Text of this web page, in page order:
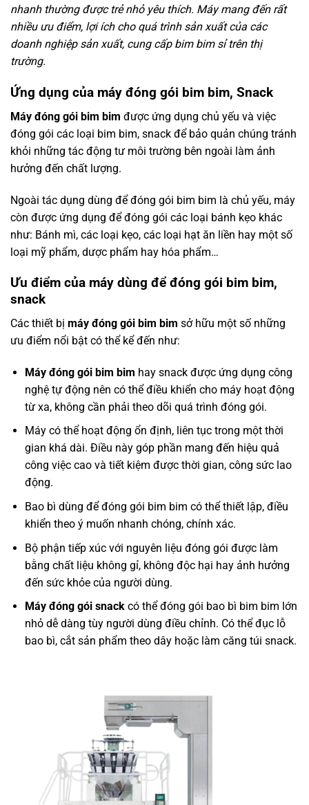
nhanh thường được trẻ nhỏ yêu thích. Máy mang đến rất
nhiều ưu điểm, lợi ích cho quá trình sản xuất của các
doanh nghiệp sản xuất, cung cấp bim bim sỉ trên thị
trường.
Ứng dụng của máy đóng gói bim bim, Snack
Máy đóng gói bim bim được ứng dụng chủ yếu và việc
đóng gói các loại bim bim, snack để bảo quản chúng tránh
khỏi những tác động tư môi trường bên ngoài làm ảnh
hưởng đến chất lượng.
Ngoài tác dụng dùng để đóng gói bim bim là chủ yếu, máy
còn được ứng dụng để đóng gói các loại bánh kẹo khác
như: Bánh mì, các loại kẹo, các loại hạt ăn liền hay một số
loại mỹ phẩm, dược phẩm hay hóa phẩm…
Ưu điểm của máy dùng để đóng gói bim bim,
snack
Các thiết bị máy đóng gói bim bim sở hữu một số những
ưu điểm nổi bật có thể kể đến như:
Máy đóng gói bim bim hay snack được ứng dụng công
nghệ tự động nên có thể điều khiển cho máy hoạt động
từ xa, không cần phải theo dõi quá trình đóng gói.
Máy có thể hoạt động ổn định, liên tục trong một thời
gian khá dài. Điều này góp phần mang đến hiệu quả
công việc cao và tiết kiệm được thời gian, công sức lao
động.
Bao bì dùng để đóng gói bim bim có thể thiết lập, điều
khiển theo ý muốn nhanh chóng, chính xác.
Bộ phận tiếp xúc với nguyên liệu đóng gói được làm
bằng chất liệu không gỉ, không độc hại hay ảnh hưởng
đến sức khỏe của người dùng.
Máy đóng gói snackcó thể đóng gói bao bì bim bim lớn
nhỏ dễ dàng tùy người dùng điều chỉnh. Có thể đục lỗ
bao bì, cắt sản phẩm theo dây hoặc làm căng túi snack.